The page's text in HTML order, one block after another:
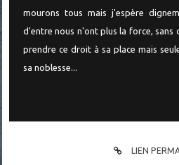
mourons tous mais j'espère
d'entre nous n'ont plus la force, sans
prendre ce droit à sa place mais
sa noblesse...
LIEN